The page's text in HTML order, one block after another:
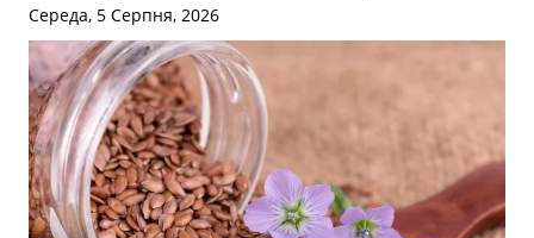
Середа, 5 Серпня, 2026